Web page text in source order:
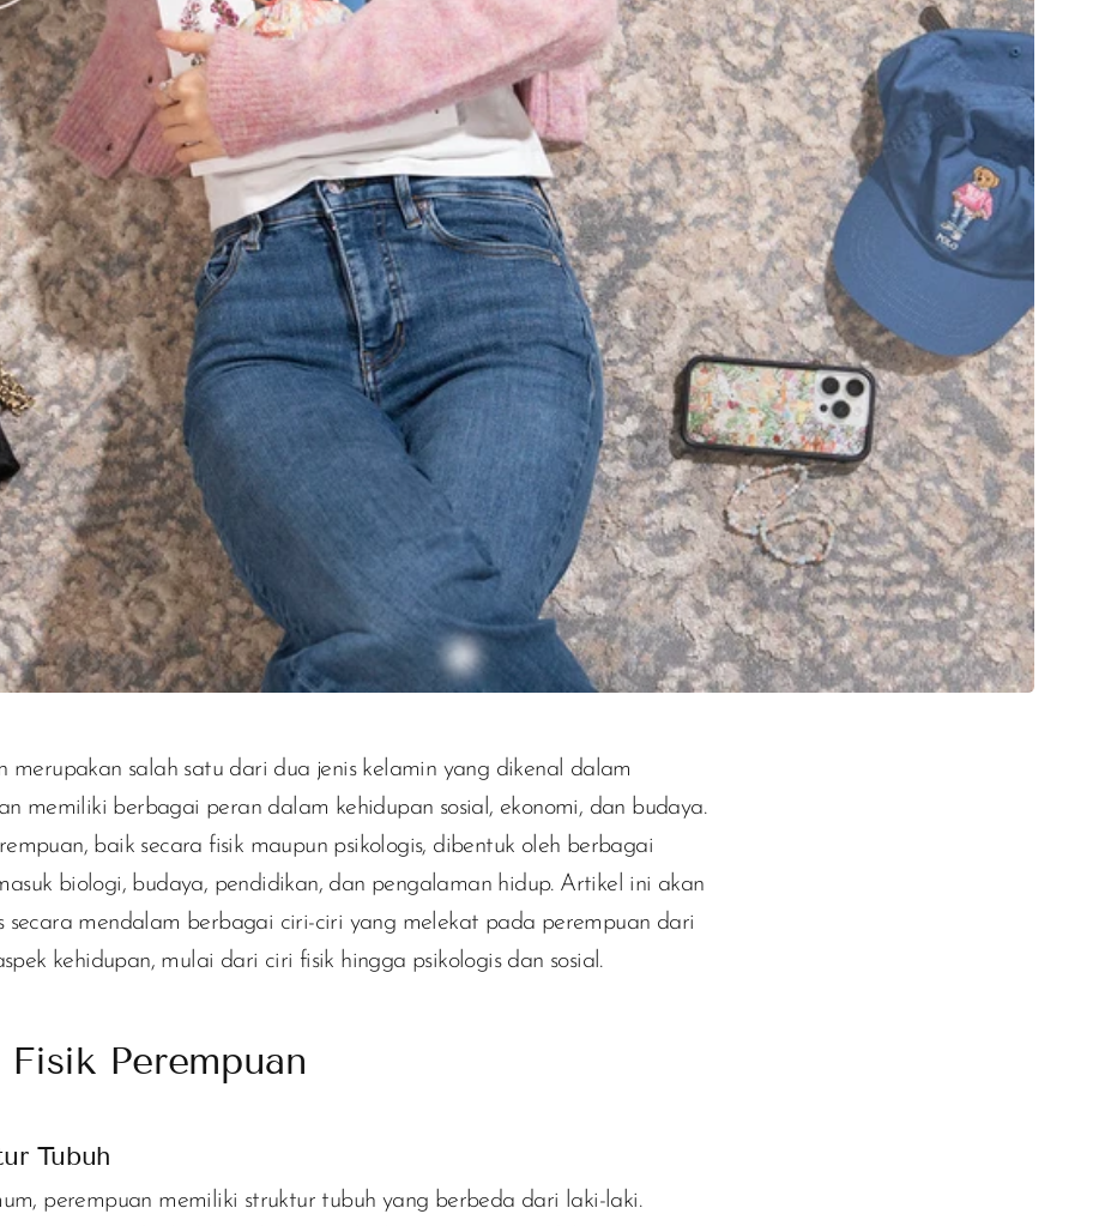
merupakan salah satu dari dua jenis kelamin yang dikenal dalam
memiliki berbagai peran dalam kehidupan sosial, ekonomi, dan budaya.
baik secara fisik maupun psikologis, dibentuk oleh berbagai
biologi, budaya, pendidikan, dan pengalaman hidup. Artikel ini akan
secara mendalam berbagai ciri-ciri yang melekat pada perempuan dari
kehidupan, mulai dari ciri fisik hingga psikologis dan sosial.
Fisik Perempuan
Tubuh
perempuan memiliki struktur tubuh yang berbeda dari laki-laki.